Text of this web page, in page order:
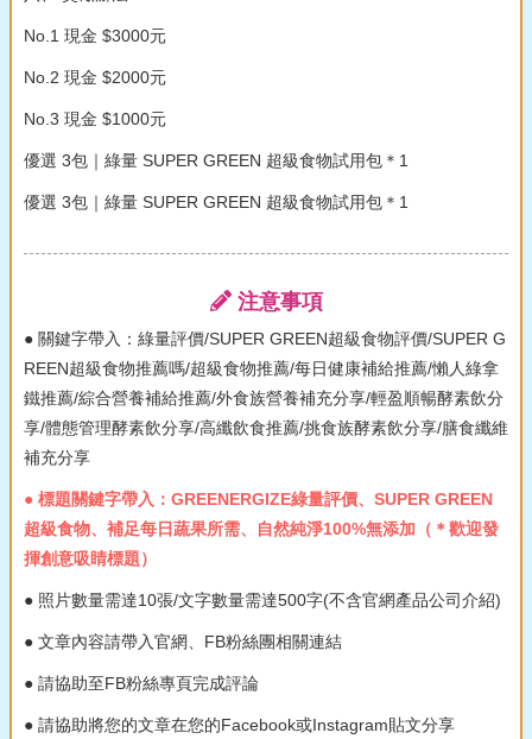
No.1 現金 $3000元
No.2 現金 $2000元
No.3 現金 $1000元
優選 3包｜綠量 SUPER GREEN 超級食物試用包＊1
優選 3包｜綠量 SUPER GREEN 超級食物試用包＊1
注意事項
● 關鍵字帶入：綠量評價/SUPER GREEN超級食物評價/SUPER G
REEN超級食物推薦嗎/超級食物推薦/每日健康補給推薦/懶人綠拿
鐵推薦/綜合營養補給推薦/外食族營養補充分享/輕盈順暢酵素飲分
享/體態管理酵素飲分享/高纖飲食推薦/挑食族酵素飲分享/膳食纖維
補充分享
● 標題關鍵字帶入：GREENERGIZE綠量評價、SUPER GREEN
超級食物、補足每日蔬果所需、自然純淨100%無添加（＊歡迎發
揮創意吸睛標題）
● 照片數量需達10張/文字數量需達500字(不含官網產品公司介紹)
● 文章內容請帶入官網、FB粉絲團相關連結
● 請協助至FB粉絲專頁完成評論
● 請協助將您的文章在您的Facebook或Instagram貼文分享